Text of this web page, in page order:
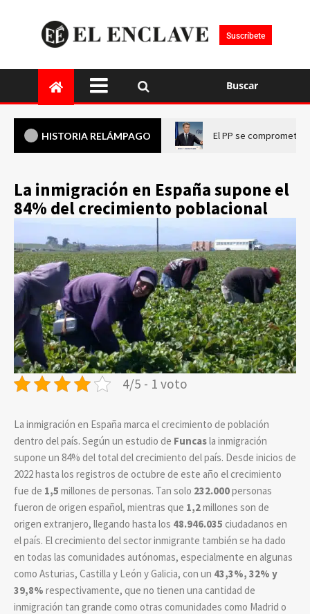
Suscríbete
Buscar
HISTORIA RELÁMPAGO El PP se compromete
La inmigración en España supone el
84% del crecimiento poblacional
4/5 - 1 voto
La inmigración en España marca el crecimiento de población
dentro del país. Según un estudio de Funcasla inmigración
supone un 84% del total del crecimiento del país. Desde inicios de
2022 hasta los registros de octubre de este año el crecimiento
fue de 1,5 millones de personas. Tan solo 232.000personas
fueron de origen español, mientras que 1,2millones son de
origen extranjero, llegando hasta los 48.946.035 ciudadanos en
el país. El crecimiento del sector inmigrante también se ha dado
en todas las comunidades autónomas, especialmente en algunas
como Asturias, Castilla y León y Galicia, con un 43,3%, 32% y
39,8% respectivamente, que no tienen una cantidad de
inmigración tan grande como otras comunidades como Madrid o